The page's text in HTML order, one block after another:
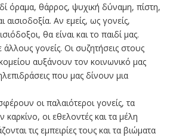
όραμα, θάρρος, ψυχική δύναμη, πίστη,
αισιοδοξία. Αν εμείς, ως γονείς,
θα είναι και το παιδί μας.
γονείς. Οι συζητήσεις στους
αυξάνουν τον κοινωνικό μας
που μας δίνουν μια
οι παλαιότεροι γονείς, τα
καρκίνο, οι εθελοντές και τα μέλη
τις εμπειρίες τους και τα βιώματα